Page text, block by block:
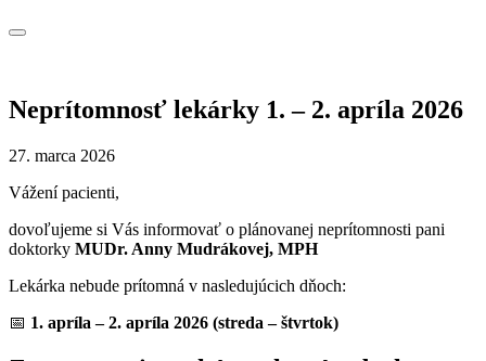
Neprítomnosť lekárky 1. – 2. apríla 2026
27. marca 2026
Vážení pacienti,
dovoľujeme si Vás informovať o plánovanej neprítomnosti pani
doktorky MUDr. Anny Mudrákovej, MPH
Lekárka nebude prítomná v nasledujúcich dňoch:
📅 1. apríla – 2. apríla 2026 (streda – štvrtok)